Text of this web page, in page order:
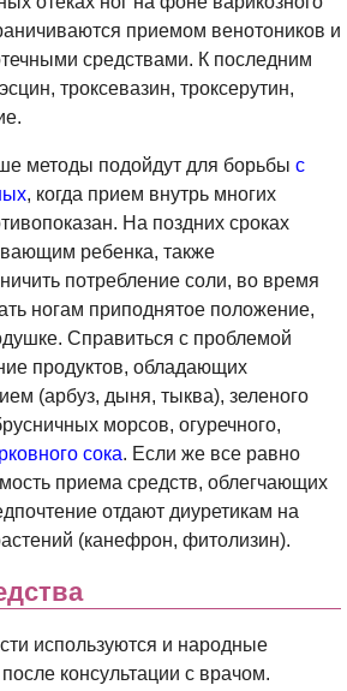
приемом венотоников и
средствами. К последним
троксевазин, троксерутин,
методы подойдут для борьбы с
, когда прием внутрь многих
На поздних сроках
ребенка, также
потребление соли, во время
ногам приподнятое положение,
Справиться с проблемой
продуктов, обладающих
(арбуз, дыня, тыква), зеленого
морсов, огуречного,
сока. Если же все равно
приема средств, облегчающих
отдают диуретикам на
(канефрон, фитолизин).
используются и народные
консультации с врачом.